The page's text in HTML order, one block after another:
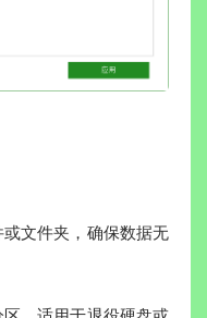
文件夹，确保数据无